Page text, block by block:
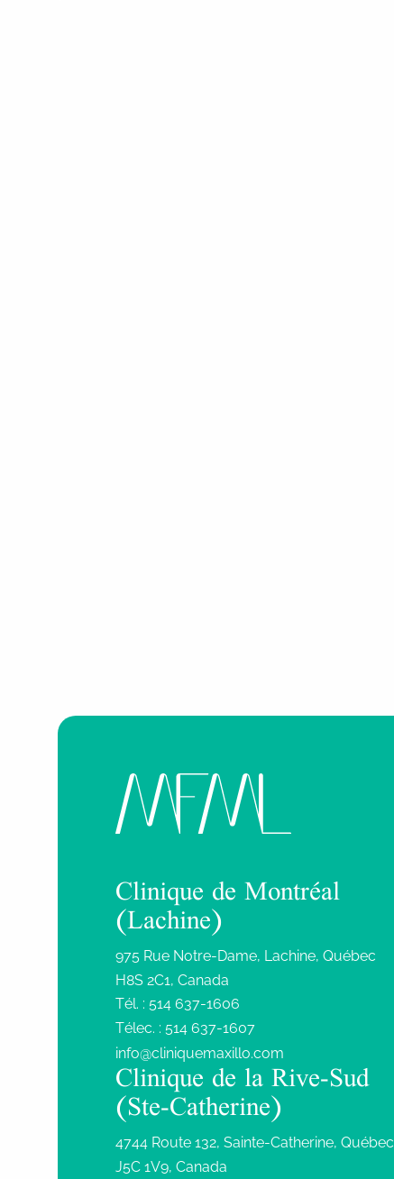
Clinique de Montréal
(Lachine)
975 Rue Notre-Dame, Lachine, Québec
H8S 2C1, Canada
Tél. : 514 637-1606
Télec. : 514 637-1607
info@cliniquemaxillo.com
Clinique de la Rive-Sud
(Ste-Catherine)
4744 Route 132, Sainte-Catherine, Québec
J5C 1V9, Canada